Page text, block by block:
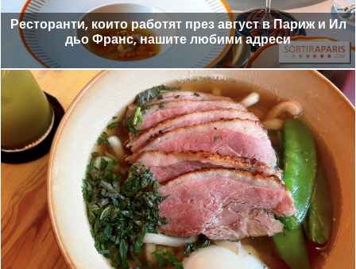
Ресторанти, които работят през август в Париж и Ил
дьо Франс, нашите любими адреси